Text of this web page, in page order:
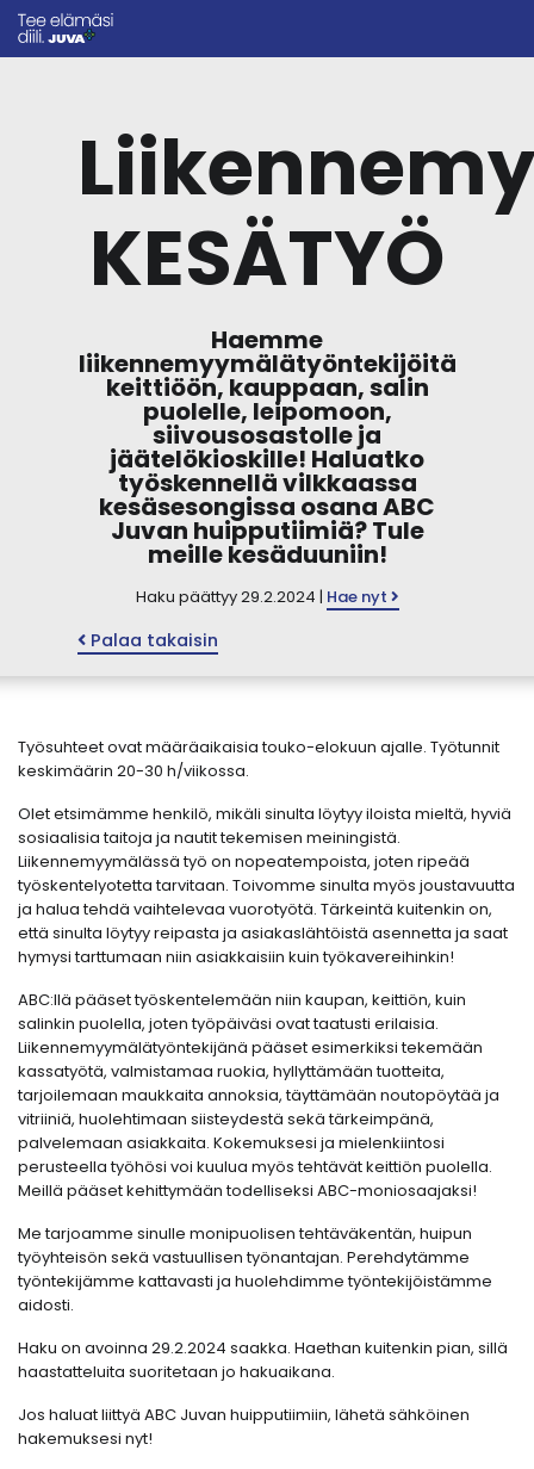
KESÄTYÖ
Haemme
liikennemyymälätyöntekijöitä
keittiöön, kauppaan, salin
puolelle, leipomoon,
siivousosastolle ja
jäätelökioskille! Haluatko
työskennellä vilkkaassa
kesäsesongissa osana ABC
Juvan huipputiimiä? Tule
meille kesäduuniin!
Haku päättyy 29.2.2024 | Hae nyt
Palaa takaisin
Työsuhteet ovat määräaikaisia touko-elokuun ajalle. Työtunnit
keskimäärin 20-30 h/viikossa.
Olet etsimämme henkilö, mikäli sinulta löytyy iloista mieltä, hyviä
sosiaalisia taitoja ja nautit tekemisen meiningistä.
Liikennemyymälässä työ on nopeatempoista, joten ripeää
työskentelyotetta tarvitaan. Toivomme sinulta myös joustavuutta
ja halua tehdä vaihtelevaa vuorotyötä. Tärkeintä kuitenkin on,
että sinulta löytyy reipasta ja asiakaslähtöistä asennetta ja saat
hymysi tarttumaan niin asiakkaisiin kuin työkavereihinkin!
ABC:llä pääset työskentelemään niin kaupan, keittiön, kuin
salinkin puolella, joten työpäiväsi ovat taatusti erilaisia.
Liikennemyymälätyöntekijänä pääset esimerkiksi tekemään
kassatyötä, valmistamaa ruokia, hyllyttämään tuotteita,
tarjoilemaan maukkaita annoksia, täyttämään noutopöytää ja
vitriiniä, huolehtimaan siisteydestä sekä tärkeimpänä,
palvelemaan asiakkaita. Kokemuksesi ja mielenkiintosi
perusteella työhösi voi kuulua myös tehtävät keittiön puolella.
Meillä pääset kehittymään todelliseksi ABC-moniosaajaksi!
Me tarjoamme sinulle monipuolisen tehtäväkentän, huipun
työyhteisön sekä vastuullisen työnantajan. Perehdytämme
työntekijämme kattavasti ja huolehdimme työntekijöistämme
aidosti.
Haku on avoinna 29.2.2024 saakka. Haethan kuitenkin pian, sillä
haastatteluita suoritetaan jo hakuaikana.
Jos haluat liittyä ABC Juvan huipputiimiin, lähetä sähköinen
hakemuksesi nyt!